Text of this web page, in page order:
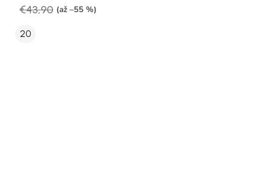
€43,90 (až –55 %)
20